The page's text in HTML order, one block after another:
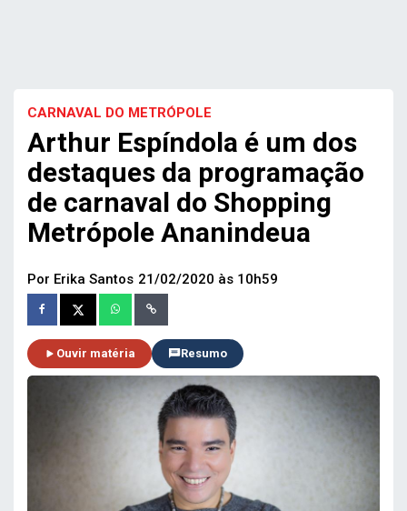
CARNAVAL DO METRÓPOLE
Arthur Espíndola é um dos
destaques da programação
de carnaval do Shopping
Metrópole Ananindeua
Por Erika Santos 21/02/2020 às 10h59
Ouvir matéria Resumo